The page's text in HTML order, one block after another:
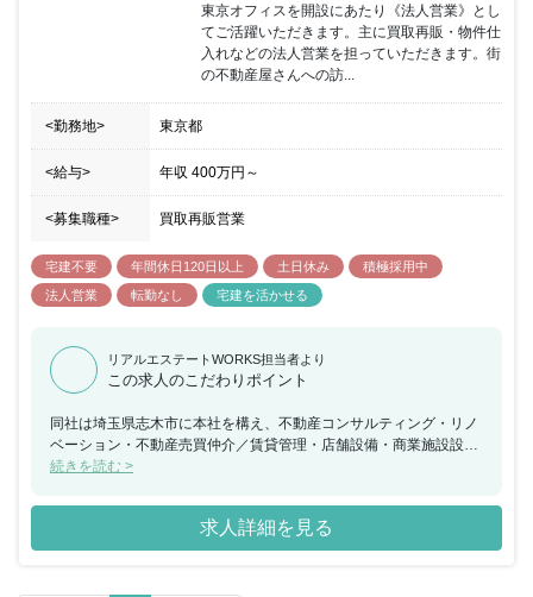
東京オフィスを開設にあたり《法人営業》とし
てご活躍いただきます。主に買取再販・物件仕
入れなどの法人営業を担っていただきます。街
の不動産屋さんへの訪...
<勤務地> 東京都
<給与> 年収 400万円 ～
<募集職種> 買取再販営業
宅建不要 年間休日120日以上 土日休み
積極採用中
法人営業
転勤なし 宅建を活かせる
リアルエステートWORKS担当者より
この求人のこだわりポイント
同社は埼玉県志木市に本社を構え、不動産コンサルティング・リノ
ベーション・不動産売買仲介／賃貸管理・店舗設備・商業施設設
備・ビューティー・ヘルスケア・フードサービスなど多岐に渡る事
い《東京オフィス》を開設し今回は新オフィスへの配属となりま
す。まだまだルールや決まりごとの少ない東京オフィスになります
ので、新オフィスの立ち上げに携わることが出来る貴重なポジショ
続きを読む >
求人詳細を見る